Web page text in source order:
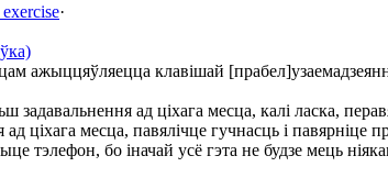
·
ажыццяўляецца клавішай [прабел]
задавальнення ад ціхага месца, калі ласка,
ціхага месца, павялічце гучнасць і павярніце
тэлефон, бо іначай усё гэта не будзе мець